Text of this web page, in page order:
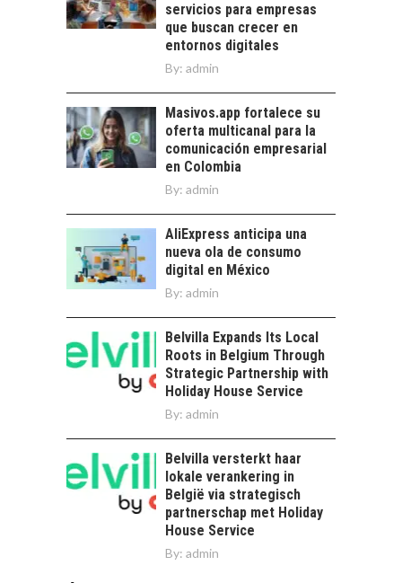
trascienden el
crédito…
DIGITALES
EXPORTADOS DESDE
CHILE
servicios digitales en
Chile:…
servicios para empresas
que buscan crecer en
entornos digitales
By: admin
Masivos.app fortalece su
oferta multicanal para la
comunicación empresarial
en Colombia
By: admin
AliExpress anticipa una
nueva ola de consumo
digital en México
By: admin
Belvilla Expands Its Local
Roots in Belgium Through
Strategic Partnership with
Holiday House Service
By: admin
Belvilla versterkt haar
lokale verankering in
België via strategisch
partnerschap met Holiday
House Service
By: admin